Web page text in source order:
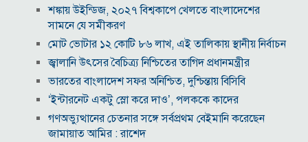
শঙ্কায় উইন্ডিজ, ২০২৭ বিশ্বকাপে খেলতে বাংলাদেশের
সামনে যে সমীকরণ
মোট ভোটার ১২ কোটি ৮৬ লাখ, এই তালিকায় স্থানীয় নির্বাচন
জ্বালানি উৎসের বৈচিত্র্য নিশ্চিতের তাগিদ প্রধানমন্ত্রীর
ভারতের বাংলাদেশ সফর অনিশ্চিত, দুশ্চিন্তায় বিসিবি
‘ইন্টারনেট একটু স্লো করে দাও’, পলককে কাদের
গণঅভ্যুত্থানের চেতনার সঙ্গে সর্বপ্রথম বেইমানি করেছেন
জামায়াত আমির : রাশেদ